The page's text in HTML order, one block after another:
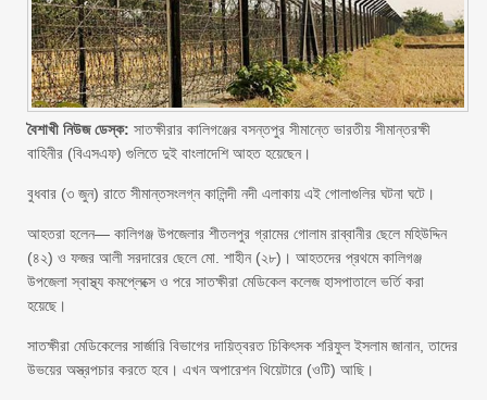
বৈশাখী নিউজ ডেস্ক: সাতক্ষীরার কালিগঞ্জের বসন্তপুর সীমান্তে ভারতীয় সীমান্তরক্ষী
বাহিনীর (বিএসএফ) গুলিতে দুই বাংলাদেশি আহত হয়েছেন।
বুধবার (৩ জুন) রাতে সীমান্তসংলগ্ন কালিন্দী নদী এলাকায় এই গোলাগুলির ঘটনা ঘটে।
আহতরা হলেন— কালিগঞ্জ উপজেলার শীতলপুর গ্রামের গোলাম রাব্বানীর ছেলে মহিউদ্দিন
(৪২) ও ফজর আলী সরদারের ছেলে মো. শাহীন (২৮)। আহতদের প্রথমে কালিগঞ্জ
উপজেলা স্বাস্থ্য কমপ্লেক্সে ও পরে সাতক্ষীরা মেডিকেল কলেজ হাসপাতালে ভর্তি করা
হয়েছে।
সাতক্ষীরা মেডিকেলের সার্জারি বিভাগের দায়িত্বরত চিকিৎসক শরিফুল ইসলাম জানান, তাদের
উভয়ের অস্ত্রপচার করতে হবে। এখন অপারেশন থিয়েটারে (ওটি) আছি।